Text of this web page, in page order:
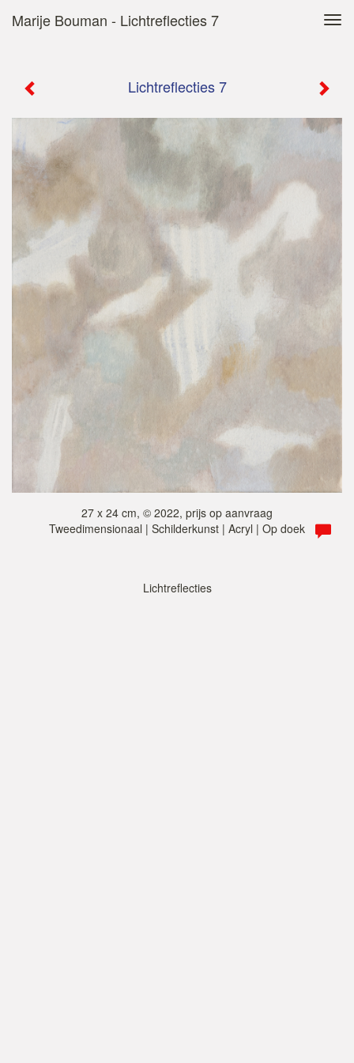
Marije Bouman - Lichtreflecties 7
Lichtreflecties 7
27 x 24 cm, © 2022, prijs op aanvraag
Tweedimensionaal | Schilderkunst | Acryl | Op doek
Lichtreflecties